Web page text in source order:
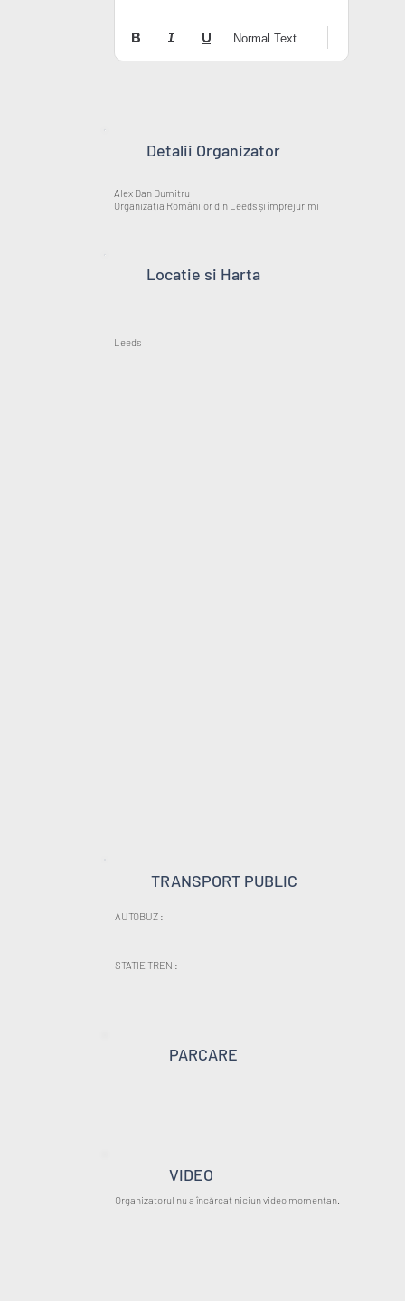
Normal Text
Detalii Organizator
Alex Dan Dumitru
Organizația Românilor din Leeds și împrejurimi
Locatie si Harta
Leeds
TRANSPORT PUBLIC
AUTOBUZ :
STATIE TREN :
PARCARE
VIDEO
Organizatorul nu a încărcat niciun video momentan.